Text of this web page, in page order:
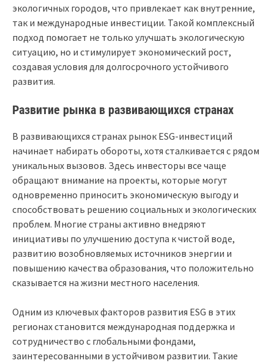
экологичных городов, что привлекает как внутренние,
так и международные инвестиции. Такой комплексный
подход помогает не только улучшать экологическую
ситуацию, но и стимулирует экономический рост,
создавая условия для долгосрочного устойчивого
развития.
Развитие рынка в развивающихся странах
В развивающихся странах рынок ESG-инвестиций
начинает набирать обороты, хотя сталкивается с рядом
уникальных вызовов. Здесь инвесторы все чаще
обращают внимание на проекты, которые могут
одновременно приносить экономическую выгоду и
способствовать решению социальных и экологических
проблем. Многие страны активно внедряют
инициативы по улучшению доступа к чистой воде,
развитию возобновляемых источников энергии и
повышению качества образования, что положительно
сказывается на жизни местного населения.
Одним из ключевых факторов развития ESG в этих
регионах становится международная поддержка и
сотрудничество с глобальными фондами,
заинтересованными в устойчивом развитии. Такие